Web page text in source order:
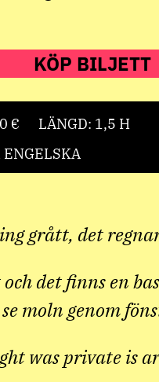
KÖP BILJETT
€
LÄNGD: 1,5 H
ENGELSKA
grått, det
det finns en
moln genom
was private is